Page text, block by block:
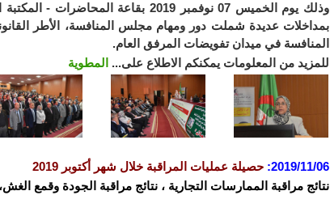
بمداخلات عديدة شملت دور ومهام مجلس المنافسة، الأطر
المنافسة في ميدان تفويضات المرفق العام.
للمزيد من المعلومات يمكنكم الاطلاع على... المطوية
2019/11/06
: حصيلة عمليات المراقبة خلال شهر أكتوبر 2019
نتائج مراقبة الممارسات التجارية ، نتائج مراقبة الجودة وقمع